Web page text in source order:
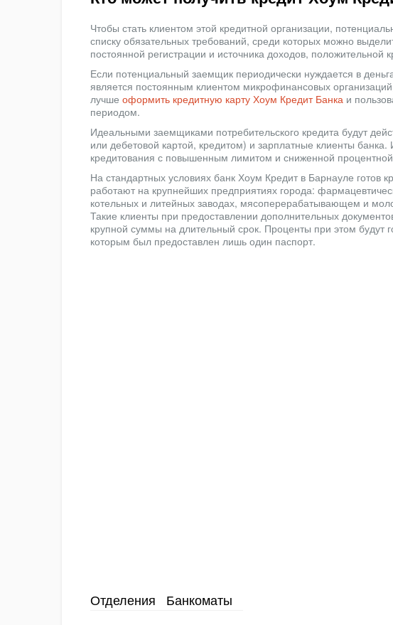
Чтобы стать клиентом этой кредитной организации,
списку обязательных требований, среди которых можно
постоянной регистрации и источника доходов, положительной
Если потенциальный заемщик периодически нуждается в
является постоянным клиентом микрофинансовых
лучше оформить кредитную карту Хоум Кредит Банка и
периодом.
Идеальными заемщиками потребительского кредита будут
или дебетовой картой, кредитом) и зарплатные клиенты
кредитования с повышенным лимитом и сниженной процентной
На стандартных условиях банк Хоум Кредит в Барнауле готов
работают на крупнейших предприятиях города:
котельных и литейных заводах, мясоперерабатывающем и
Такие клиенты при предоставлении дополнительных
крупной суммы на длительный срок. Проценты при этом будут
которым был предоставлен лишь один паспорт.
Отделения Банкоматы